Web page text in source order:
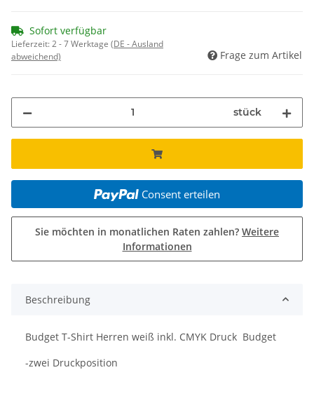
Sofort verfügbar
Lieferzeit:2 - 7 Werktage (DE - Ausland
abweichend)
Frage zum Artikel
stück
Consent erteilen
Sie möchten in monatlichen Raten zahlen? Weitere
Informationen
Beschreibung
Budget T-Shirt Herren weiß inkl. CMYK Druck Budget
-zwei Druckposition